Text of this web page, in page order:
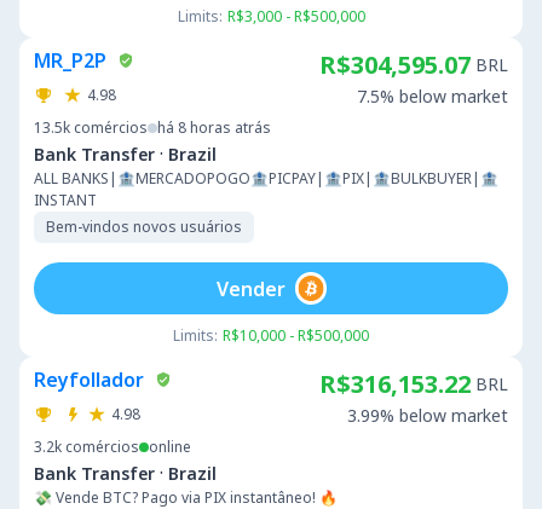
Limits: R$3,000 - R$500,000
MR_P2P
4.98
13.5k comércios há 8 horas atrás
Bank Transfer · Brazil
ALL BANKS|🏦MERCADOPOGO🏦PICPAY|🏦PIX|🏦BULKBUYER|🏦
INSTANT
Bem-vindos novos usuários
R$304,595.07 BRL
7.5% below market
Limits: R$10,000 - R$500,000
Vender
Reyfollador
4.98
3.2k comércios online
Bank Transfer · Brazil
💸 Vende BTC? Pago via PIX instantâneo! 🔥
R$316,153.22 BRL
3.99% below market